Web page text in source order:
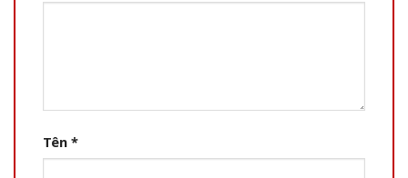
Tên *